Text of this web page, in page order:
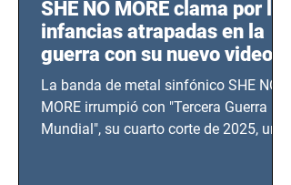
SHE NO MORE clama por las
infancias atrapadas en la
guerra con su nuevo video
TERCERA GUERRA
MUNDIAL
La banda de metal sinfónico SHE NO
MORE irrumpió con "Tercera Guerra
Mundial", su cuarto corte de 2025, un